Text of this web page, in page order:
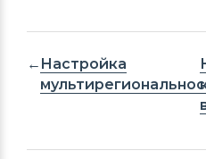
Настройка